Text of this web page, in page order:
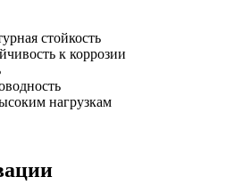
стойкость
к коррозии
нагрузкам